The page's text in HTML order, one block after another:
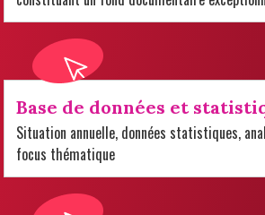
Base de données et
Situation annuelle, données statistiques,
focus thématique